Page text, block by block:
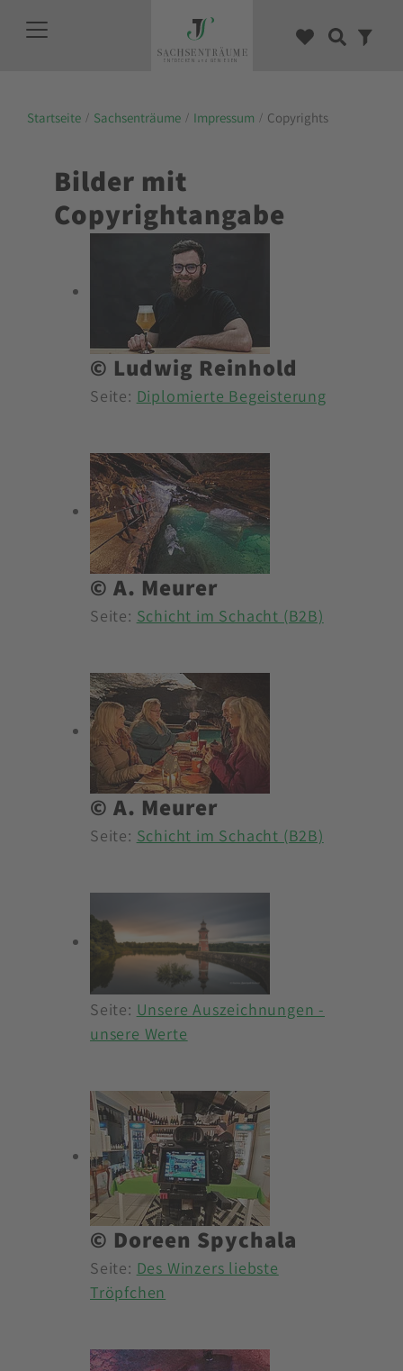
Startseite Sachsenträume Impressum Copyrights
Bilder mit
Copyrightangabe
© Ludwig Reinhold
Seite: Diplomierte Begeisterung
© A. Meurer
Seite: Schicht im Schacht (B2B)
© A. Meurer
Seite: Schicht im Schacht (B2B)
Seite: Unsere Auszeichnungen -
unsere Werte
© Doreen Spychala
Seite: Des Winzers liebste
Tröpfchen